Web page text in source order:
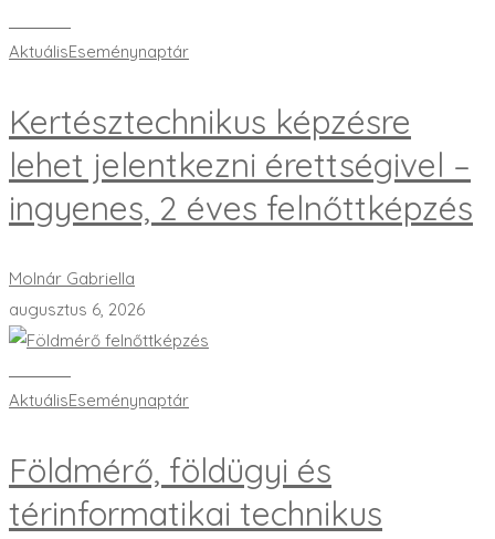
AktuálisEseménynaptár
Kertésztechnikus képzésre
lehet jelentkezni érettségivel –
ingyenes, 2 éves felnőttképzés
Molnár Gabriella
augusztus 6, 2026
AktuálisEseménynaptár
Földmérő, földügyi és
térinformatikai technikus